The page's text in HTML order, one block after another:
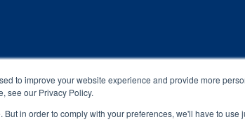
to improve your website experience and provide more
see our Privacy Policy.
in order to comply with your preferences, we'll have to use